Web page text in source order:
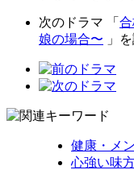
次のドラマ 「
娘の場合〜 」
健康・メ
心強い味